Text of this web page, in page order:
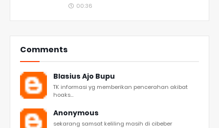
00:36
Comments
Blasius Ajo Bupu
TK informasi yg memberikan pencerahan akibat
hoaks...
Anonymous
sekarang samsat keliling masih di cibeber